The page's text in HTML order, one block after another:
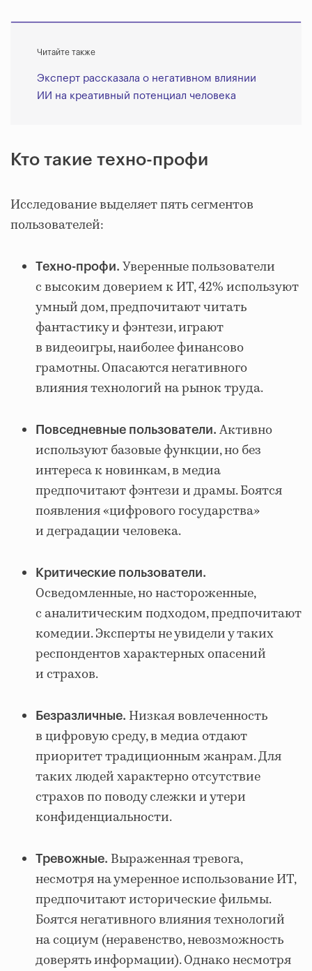
Читайте также
Эксперт рассказала о негативном влиянии
ИИ на креативный потенциал человека
Кто такие техно-профи
Исследование выделяет пять сегментов
пользователей:
Техно-профи. Уверенные пользователи
с высоким доверием к ИТ, 42% используют
умный дом, предпочитают читать
фантастику и фэнтези, играют
в видеоигры, наиболее финансово
грамотны. Опасаются негативного
влияния технологий на рынок труда.
Повседневные пользователи. Активно
используют базовые функции, но без
интереса к новинкам, в медиа
предпочитают фэнтези и драмы. Боятся
появления «цифрового государства»
и деградации человека.
Критические пользователи.
Осведомленные, но настороженные,
с аналитическим подходом, предпочитают
комедии. Эксперты не увидели у таких
респондентов характерных опасений
и страхов.
Безразличные. Низкая вовлеченность
в цифровую среду, в медиа отдают
приоритет традиционным жанрам. Для
таких людей характерно отсутствие
страхов по поводу слежки и утери
конфиденциальности.
Тревожные. Выраженная тревога,
несмотря на умеренное использование ИТ,
предпочитают исторические фильмы.
Боятся негативного влияния технологий
на социум (неравенство, невозможность
доверять информации). Однако несмотря